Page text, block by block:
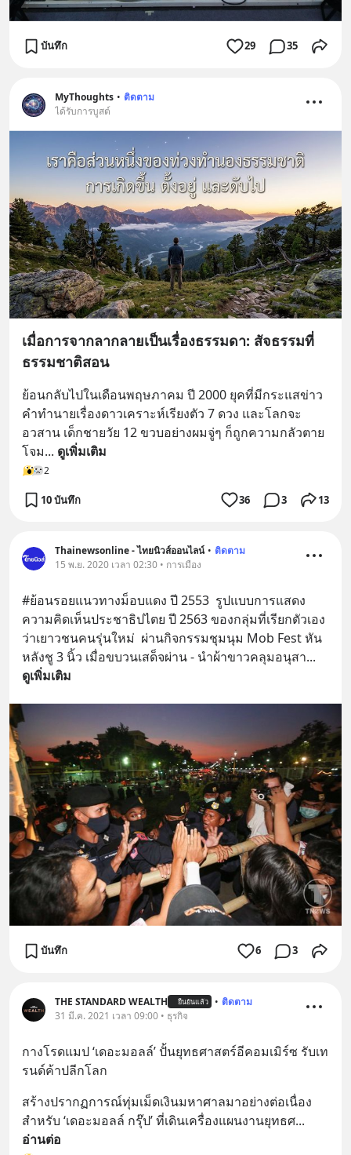
บันทึก 29 35
MyThoughts • ติดตาม
ได้รับการบูสต์
เมื่อการจากลากลายเป็นเรื่องธรรมดา: สัจธรรมที่
ธรรมชาติสอน
ย้อนกลับไปในเดือนพฤษภาคม ปี 2000 ยุคที่มีกระแสข่าว
คำทำนายเรื่องดาวเคราะห์เรียงตัว 7 ดวง และโลกจะ
อวสาน เด็กชายวัย 12 ขวบอย่างผมจู่ๆ ก็ถูกความกลัวตาย
โจม... ดูเพิ่มเติม
2
10 บันทึก 36 3 13
Thainewsonline - ไทยนิวส์ออนไลน์ • ติดตาม
15 พ.ย. 2020 เวลา 02:30 • การเมือง
#ย้อนรอยแนวทางม็อบแดง ปี 2553  รูปแบบการแสดง
ความคิดเห็นประชาธิปไตย ปี 2563 ของกลุ่มที่เรียกตัวเอง
ว่าเยาวชนคนรุ่นใหม่  ผ่านกิจกรรมชุมนุม Mob Fest หัน
หลังชู 3 นิ้ว เมื่อขบวนเสด็จผ่าน - นำผ้าขาวคลุมอนุสา...
ดูเพิ่มเติม
บันทึก 6 3
THE STANDARD WEALTH ยืนยันแล้ว • ติดตาม
31 มี.ค. 2021 เวลา 09:00 • ธุรกิจ
กางโรดแมป ‘เดอะมอลล์’ ปั้นยุทธศาสตร์อีคอมเมิร์ซ รับเท
รนด์ค้าปลีกโลก
สร้างปรากฏการณ์ทุ่มเม็ดเงินมหาศาลมาอย่างต่อเนื่อง
สำหรับ ‘เดอะมอลล์ กรุ๊ป’ ที่เดินเครื่องแผนงานยุทธศ
อ่านต่อ